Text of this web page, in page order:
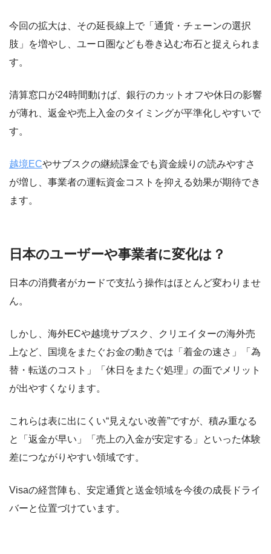
今回の拡大は、その延長線上で「通貨・チェーンの選択
肢」を増やし、ユーロ圏なども巻き込む布石と捉えられま
す。
清算窓口が24時間動けば、銀行のカットオフや休日の影響
が薄れ、返金や売上入金のタイミングが平準化しやすいで
す。
越境ECやサブスクの継続課金でも資金繰りの読みやすさ
が増し、事業者の運転資金コストを抑える効果が期待でき
ます。
日本のユーザーや事業者に変化は？
日本の消費者がカードで支払う操作はほとんど変わりませ
ん。
しかし、海外ECや越境サブスク、クリエイターの海外売
上など、国境をまたぐお金の動きでは「着金の速さ」「為
替・転送のコスト」「休日をまたぐ処理」の面でメリット
が出やすくなります。
これらは表に出にくい“見えない改善”ですが、積み重なる
と「返金が早い」「売上の入金が安定する」といった体験
差につながりやすい領域です。
Visaの経営陣も、安定通貨と送金領域を今後の成長ドライ
バーと位置づけています。